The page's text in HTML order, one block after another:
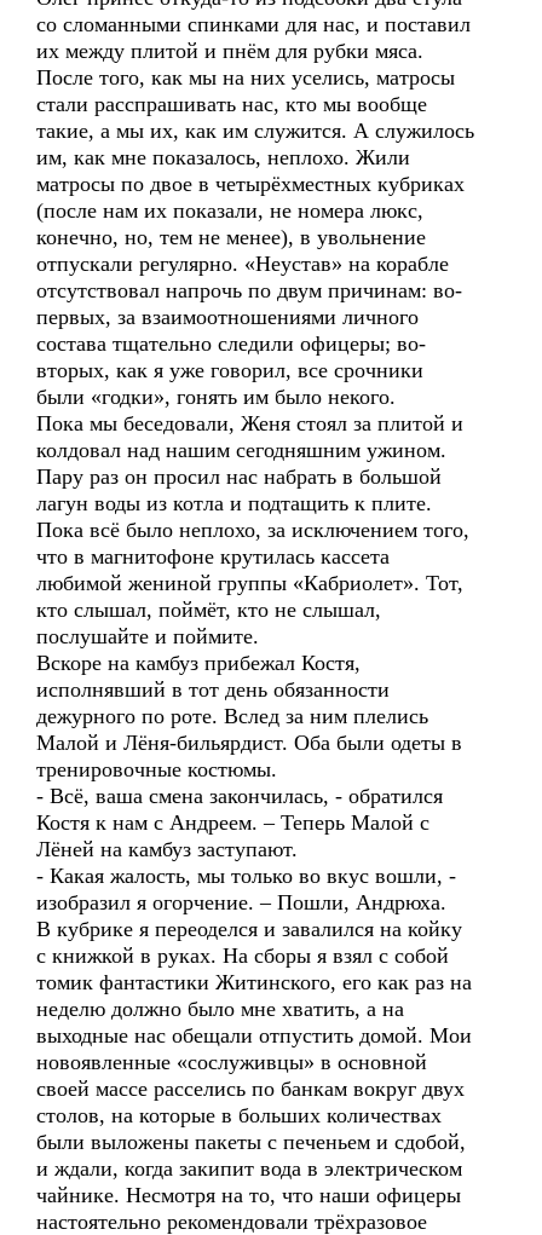
со сломанными спинками для нас, и поставил
их между плитой и пнём для рубки мяса.
После того, как мы на них уселись, матросы
стали расспрашивать нас, кто мы вообще
такие, а мы их, как им служится. А служилось
им, как мне показалось, неплохо. Жили
матросы по двое в четырёхместных кубриках
(после нам их показали, не номера люкс,
конечно, но, тем не менее), в увольнение
отпускали регулярно. «Неустав» на корабле
отсутствовал напрочь по двум причинам: во-
первых, за взаимоотношениями личного
состава тщательно следили офицеры; во-
вторых, как я уже говорил, все срочники
были «годки», гонять им было некого.
Пока мы беседовали, Женя стоял за плитой и
колдовал над нашим сегодняшним ужином.
Пару раз он просил нас набрать в большой
лагун воды из котла и подтащить к плите.
Пока всё было неплохо, за исключением того,
что в магнитофоне крутилась кассета
любимой жениной группы «Кабриолет». Тот,
кто слышал, поймёт, кто не слышал,
послушайте и поймите.
Вскоре на камбуз прибежал Костя,
исполнявший в тот день обязанности
дежурного по роте. Вслед за ним плелись
Малой и Лёня-бильярдист. Оба были одеты в
тренировочные костюмы.
- Всё, ваша смена закончилась, - обратился
Костя к нам с Андреем. – Теперь Малой с
Лёней на камбуз заступают.
- Какая жалость, мы только во вкус вошли, -
изобразил я огорчение. – Пошли, Андрюха.
В кубрике я переоделся и завалился на койку
с книжкой в руках. На сборы я взял с собой
томик фантастики Житинского, его как раз на
неделю должно было мне хватить, а на
выходные нас обещали отпустить домой. Мои
новоявленные «сослуживцы» в основной
своей массе расселись по банкам вокруг двух
столов, на которые в больших количествах
были выложены пакеты с печеньем и сдобой,
и ждали, когда закипит вода в электрическом
чайнике. Несмотря на то, что наши офицеры
настоятельно рекомендовали трёхразовое